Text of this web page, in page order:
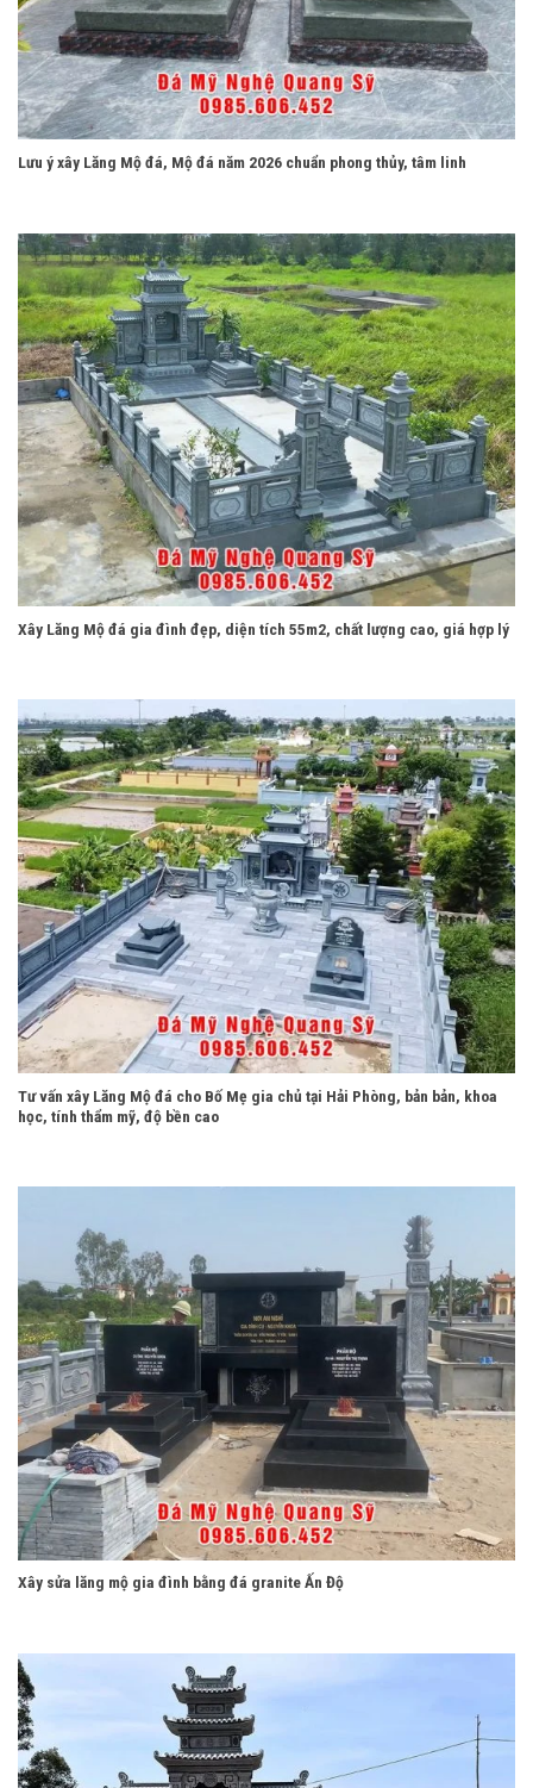
Lưu ý xây Lăng Mộ đá, Mộ đá năm 2026 chuẩn phong thủy, tâm linh
Xây Lăng Mộ đá gia đình đẹp, diện tích 55m2, chất lượng cao, giá hợp lý
Tư vấn xây Lăng Mộ đá cho Bố Mẹ gia chủ tại Hải Phòng, bản bản, khoa
học, tính thẩm mỹ, độ bền cao
Xây sửa lăng mộ gia đình bằng đá granite Ấn Độ